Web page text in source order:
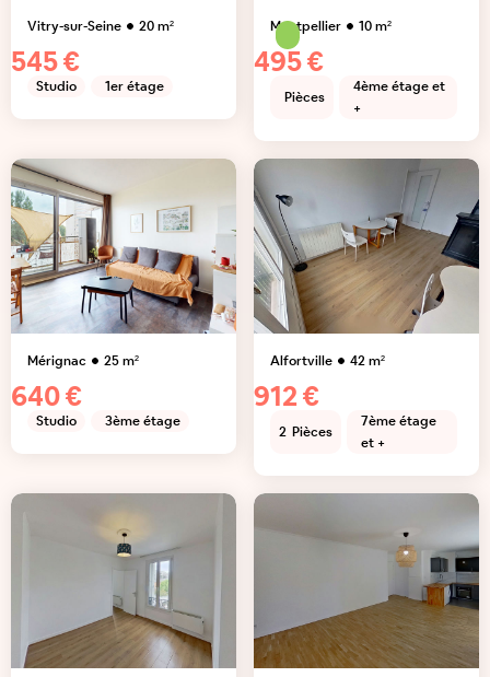
Vitry-sur-Seine 20m²
545 €
Studio 1er étage
Montpellier 10m²
495 €
Pièces
4ème étage et
+
Mérignac 25m²
640 €
Studio 3ème étage
Alfortville 42m²
912 €
2 Pièces
7ème étage
et +